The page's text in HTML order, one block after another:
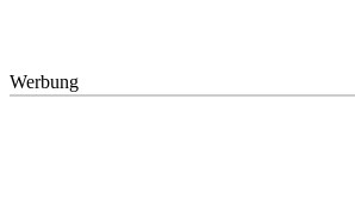
Werbung